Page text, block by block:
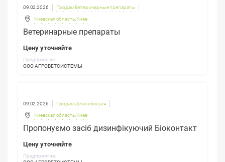
09.02.2026 Продам Ветеринарные препараты
Киевская область, Киев
Ветеринарные препараты
Цену уточняйте
Предприятие:
ООО АГРОВЕТСИСТЕМЫ
09.02.2026 Продам Дезинфекция
Киевская область, Киев
Пропонуємо засіб дизинфікуючий Біоконтакт
Цену уточняйте
Предприятие: